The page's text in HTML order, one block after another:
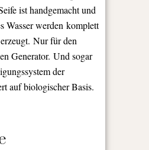
ist handgemacht und
Wasser werden komplett
erzeugt. Nur für den
Generator. Und sogar
der
auf biologischer Basis.